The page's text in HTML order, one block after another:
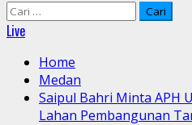
Cari
untuk:
Live
Home
Medan
Saipul Bahri Minta APH
Lahan Pembangunan